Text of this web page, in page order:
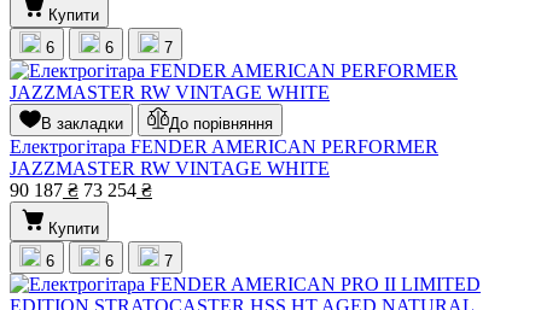
Купити
6
6 7
В закладки До порівняння
Електрогітара FENDER AMERICAN PERFORMER
JAZZMASTER RW VINTAGE WHITE
90 187 ₴ 73 254 ₴
Купити
6
6 7